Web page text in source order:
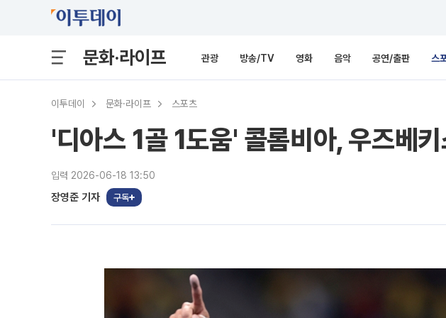
문화·라이프 관광 방송/TV 영화 음악 공연/출판 스
이투데이 문화·라이프 스포츠
'디아스 1골 1도움' 콜롬비아, 우즈베
입력 2026-06-18 13:50
장영준 기자 구독